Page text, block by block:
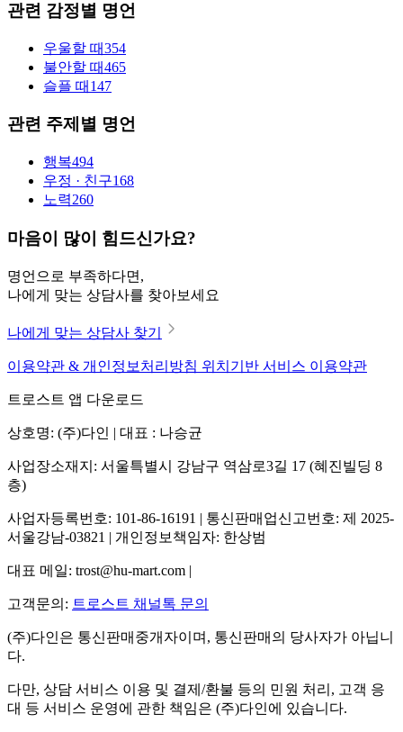
관련 감정별 명언
우울할 때354
불안할 때465
슬플 때 147
관련 주제별 명언
행복494
우정 · 친구168
노력260
마음이 많이 힘드신가요?
명언으로 부족하다면,
나에게 맞는 상담사를 찾아보세요
나에게 맞는 상담사 찾기
이용약관 & 개인정보처리방침 위치기반 서비스 이용약관
트로스트 앱 다운로드
상호명: (주)다인 | 대표 : 나승균
사업장소재지: 서울특별시 강남구 역삼로3길 17 (혜진빌딩 8
층)
사업자등록번호: 101-86-16191 | 통신판매업신고번호: 제 2025-
서울강남-03821 | 개인정보책임자: 한상범
대표 메일: trost@hu-mart.com |
고객문의: 트로스트 채널톡 문의
(주)다인은 통신판매중개자이며, 통신판매의 당사자가 아닙니
다.
다만, 상담 서비스 이용 및 결제/환불 등의 민원 처리, 고객 응
대 등 서비스 운영에 관한 책임은 (주)다인에 있습니다.